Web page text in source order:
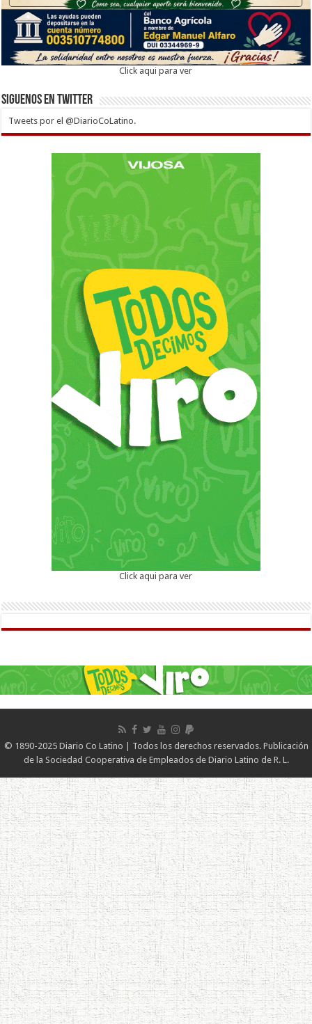
Click aqui para ver
Siguenos en twitter
Tweets por el @DiarioCoLatino.
Click aqui para ver
© 1890-2025 Diario Co Latino | Todos los derechos reservados. Publicación
de la Sociedad Cooperativa de Empleados de Diario Latino de R. L.